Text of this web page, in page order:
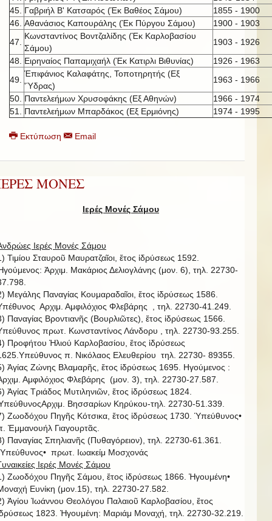
45. Γαβριήλ Β' Κατσαρός (Έκ Βαθέος Σάμου)
1855 - 1900
46. Αθανάσιος Καπουράλης (Έκ Πύργου Σάμου)
1900 - 1903
47.
Κωνσταντίνος Βοντζαλίδης (Έκ Καρλοβασίου
Σάμου)
1903 - 1926
48.
Ειρηναίος Παπαμιχαήλ (Έκ Κατιρλι Βιθυνίας)
1926 - 1963
49.
Έπιφάνιος Καλαφάτης, Τοποτηρητής (Εξ
'Ύδρας)
1963 - 1966
50. Παντελεήμων Χρυσοφάκης (Εξ Αθηνών)
1966 - 1974
51.
Παντελεήμων Μπαρδάκος (Εξ Ερμιόνης) 1974 - 1995
Εκτύπωση Email
ΜΟΝΕΣ
Ιερές Μονές Σάμου
Ιερές Μονές Σάμου
Τιμίου Σταυροῦ Μαυρατζαῖοι, ἔτος ἱδρύσεως 1592.
Ἀρχιμ. Μακάριος Δελιογλάνης (μον. 6), τηλ. 22730-
Μεγάλης Παναγίας Κουμαραδαῖοι, ἔτος ἱδρύσεως 1586.
Αρχιμ. Αμφιλόχιος Φλεβάρης , τηλ. 22730-41.249.
Παναγίας Βροντιανῆς (Βουρλιῶτες), ἔτος ἱδρύσεως 1566.
πρωτ. Κωνσταντίνος Λάνδορυ , τηλ. 22730-93.255.
Προφήτου Ἠλιού Καρλοβασίου, ἔτος ἱδρύσεως
π. Νικόλαος Ελευθερίου τηλ. 22730- 89355.
Ἁγίας Ζώνης Βλαμαρῆς, ἔτος ἱδρύσεως 1695. Ηγούμενος :
Αμφιλόχιος Φλεβάρης (μον. 3), τηλ. 22730-27.587.
Ἁγίας Τριάδος Μυτιληνιῶν, ἔτος ἱδρύσεως 1824.
Βησσαρίων Κηρύκου-τηλ. 22730-51.339.
Ζωοδόχου Πηγῆς Κότσικα, ἔτος ἱδρύσεως 1730. Ὑπεύθυνος•
Ἐμμανουήλ Γιαγουρτᾶς.
Παναγίας Σπηλιανῆς (Πυθαγόρειον), τηλ. 22730-61.361.
πρωτ. Ιωακείμ Μοσχονάς
Ιερές Μονές Σάμου
Ζωοδόχου Πηγῆς Σάμου, ἔτος ἱδρύσεως 1866. Ἡγουμένη•
Ευνίκη (μον.15), τηλ. 22730-27.582.
Ἁγίου Ἰωάννου Θεολόγου Παλαιοῦ Καρλοβασίου, ἔτος
1823. Ἡγουμένη: Μαριάμ Μοναχή, τηλ. 22730-32.219.